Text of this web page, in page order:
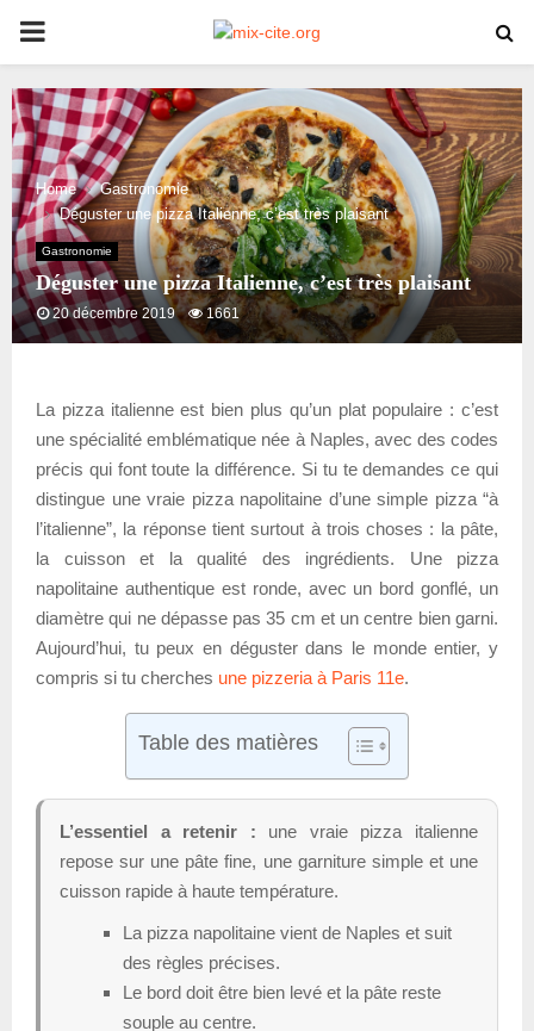
PRIMARY
MENU
Home
Gastronomie
Déguster une pizza Italienne, c’est très plaisant
Gastronomie
Déguster une pizza Italienne, c’est très plaisant
20 décembre 2019 1661
La pizza italienne est bien plus qu’un plat populaire : c’est
une spécialité emblématique née à Naples, avec des codes
précis qui font toute la différence. Si tu te demandes ce qui
distingue une vraie pizza napolitaine d’une simple pizza “à
l’italienne”, la réponse tient surtout à trois choses : la pâte,
la cuisson et la qualité des ingrédients. Une pizza
napolitaine authentique est ronde, avec un bord gonflé, un
diamètre qui ne dépasse pas 35 cm et un centre bien garni.
Aujourd’hui, tu peux en déguster dans le monde entier, y
compris si tu cherches une pizzeria à Paris 11e.
Table des matières
L’essentiel a retenir : une vraie pizza italienne
repose sur une pâte fine, une garniture simple et une
cuisson rapide à haute température.
La pizza napolitaine vient de Naples et suit
des règles précises.
Le bord doit être bien levé et la pâte reste
souple au centre.